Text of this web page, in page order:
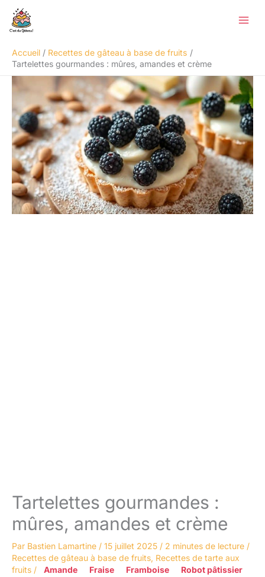
Accueil
Recettes de gâteau à base de fruits
Tartelettes gourmandes : mûres, amandes et crème
Tartelettes gourmandes :
mûres, amandes et crème
Par Bastien Lamartine / 15 juillet 2025 / 2 minutes de lecture /
Recettes de gâteau à base de fruits, Recettes de tarte aux
fruits / Amande Fraise Framboise Robot pâtissier
Rechercher